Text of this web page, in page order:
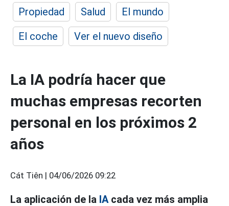
Propiedad
Salud
El mundo
El coche
Ver el nuevo diseño
La IA podría hacer que
muchas empresas recorten
personal en los próximos 2
años
Cát Tiên | 04/06/2026 09:22
La aplicación de la IAcada vez más amplia